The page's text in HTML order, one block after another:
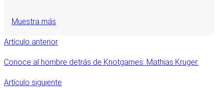
Muestra más
Artículo anterior
Conoce al hombre detrás de Knotgames: Mathias Kruger.
Artículo siguiente